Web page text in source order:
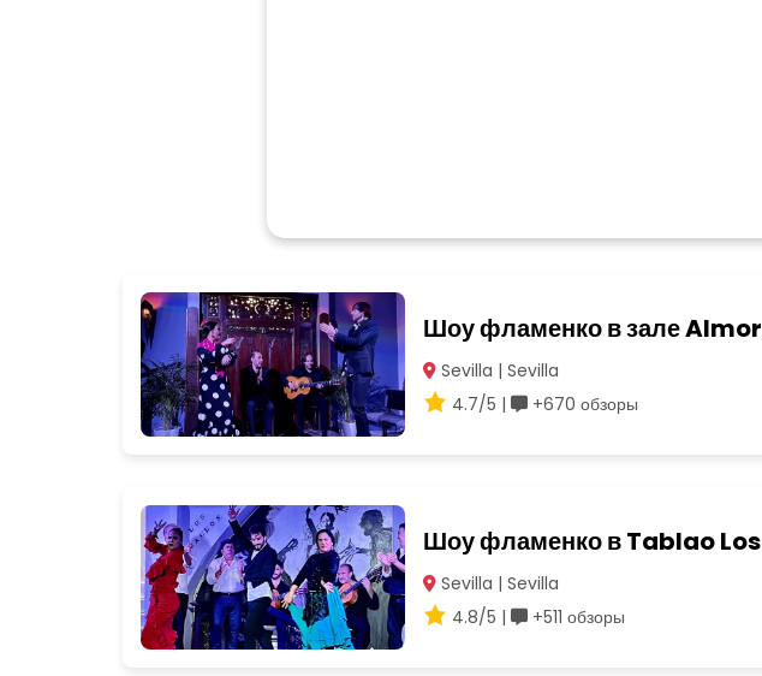
Шоу фламенко в зале
Sevilla | Sevilla
4.7/5 |
+670 обзоры
Шоу фламенко в Tablao
Sevilla | Sevilla
4.8/5 |
+511 обзоры